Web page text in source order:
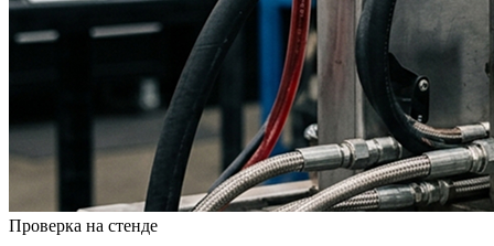
Проверка на стенде